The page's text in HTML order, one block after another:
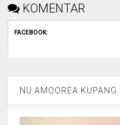
KOMENTAR
FACEBOOK:
NU AMOOREA KUPANG